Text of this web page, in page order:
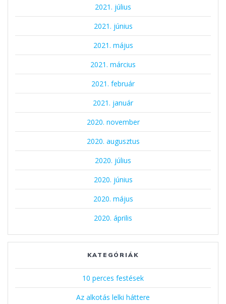
2021. július
2021. június
2021. május
2021. március
2021. február
2021. január
2020. november
2020. augusztus
2020. július
2020. június
2020. május
2020. április
KATEGÓRIÁK
10 perces festések
Az alkotás lelki háttere